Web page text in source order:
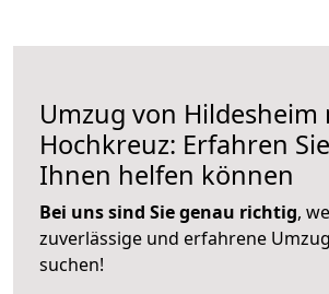
Umzug von Hildesheim
Hochkreuz: Erfahren
Ihnen helfen können
Bei uns sind Sie genau richtig,
zuverlässige und erfahrene
suchen!